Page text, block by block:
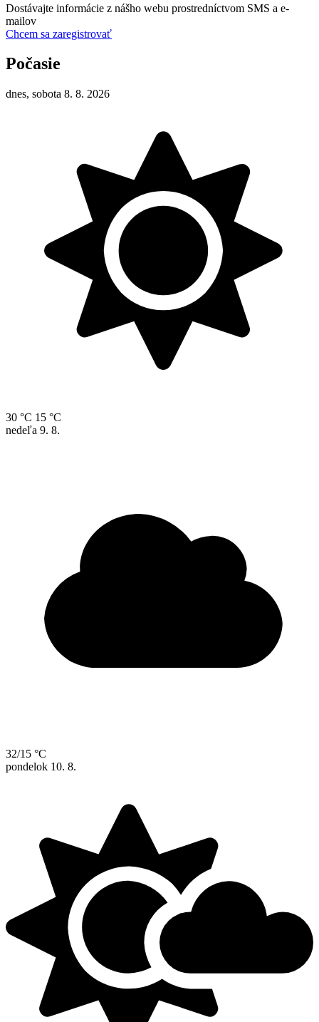
Dostávajte informácie z nášho webu prostredníctvom SMS a e-
mailov
Chcem sa zaregistrovať
Počasie
dnes, sobota 8. 8. 2026
30 °C 15 °C
nedeľa 9. 8.
32/15 °C
pondelok 10. 8.